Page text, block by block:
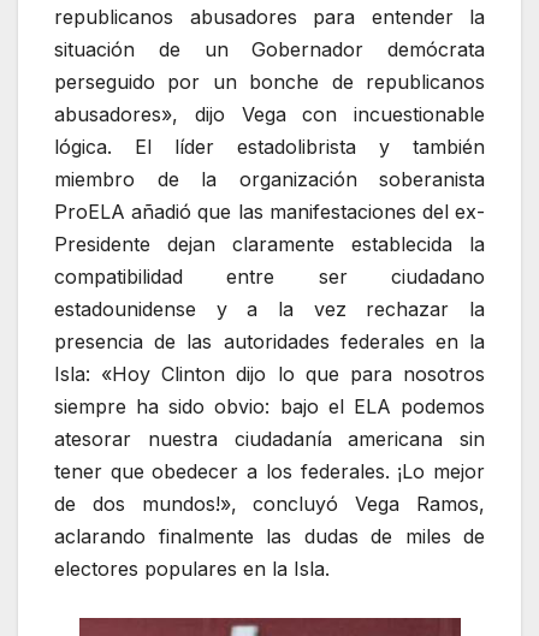
republicanos abusadores para entender la
situación de un Gobernador demócrata
perseguido por un bonche de republicanos
abusadores», dijo Vega con incuestionable
lógica. El líder estadolibrista y también
miembro de la organización soberanista
ProELA añadió que las manifestaciones del ex-
Presidente dejan claramente establecida la
compatibilidad entre ser ciudadano
estadounidense y a la vez rechazar la
presencia de las autoridades federales en la
Isla: «Hoy Clinton dijo lo que para nosotros
siempre ha sido obvio: bajo el ELA podemos
atesorar nuestra ciudadanía americana sin
tener que obedecer a los federales. ¡Lo mejor
de dos mundos!», concluyó Vega Ramos,
aclarando finalmente las dudas de miles de
electores populares en la Isla.